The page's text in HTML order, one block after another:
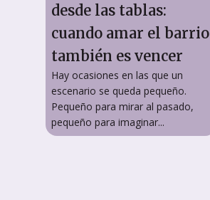
desde las tablas:
cuando amar el barrio
también es vencer
Hay ocasiones en las que un
escenario se queda pequeño.
Pequeño para mirar al pasado,
pequeño para imaginar...